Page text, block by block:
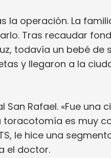
la operación. La
Tras recaudar
todavía un bebé de
y llegaron a la
San Rafael. «Fue una
toracotomía es muy
le hice una
el doctor.